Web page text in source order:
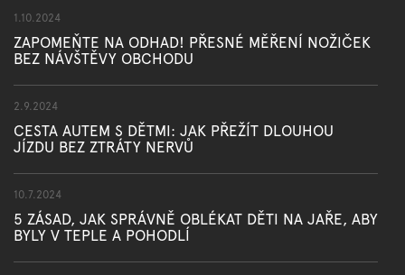
1.10.2024
ZAPOMEŇTE NA ODHAD! PŘESNÉ MĚŘENÍ NOŽIČEK
BEZ NÁVŠTĚVY OBCHODU
2.9.2024
CESTA AUTEM S DĚTMI: JAK PŘEŽÍT DLOUHOU
JÍZDU BEZ ZTRÁTY NERVŮ
10.7.2024
5 ZÁSAD, JAK SPRÁVNĚ OBLÉKAT DĚTI NA JAŘE, ABY
BYLY V TEPLE A POHODLÍ